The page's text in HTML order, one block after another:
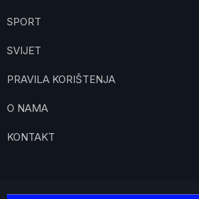
SPORT
SVIJET
PRAVILA KORIŠTENJA
O NAMA
KONTAKT